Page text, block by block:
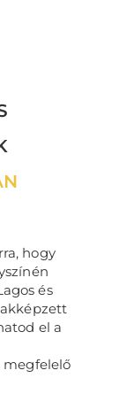
hogy
és
el a
megfelelő